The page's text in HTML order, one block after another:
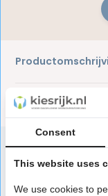
Reviews
Speciaal
Consent
This website uses
We use cookies to